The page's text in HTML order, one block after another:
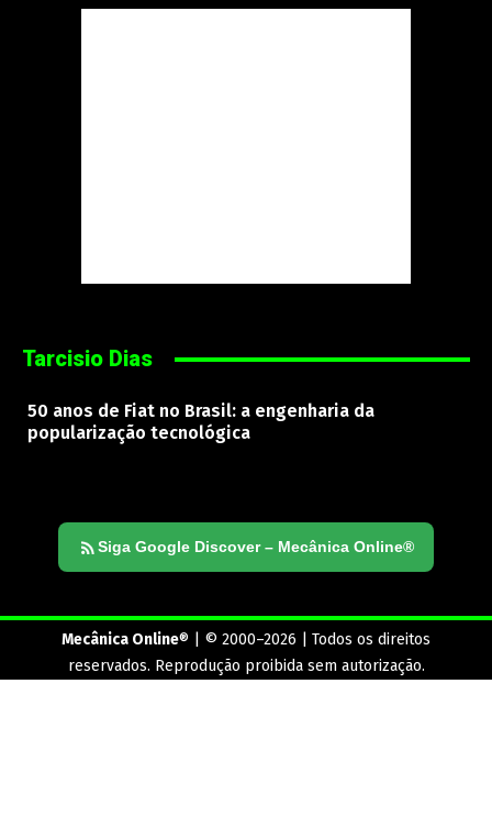
Tarcisio Dias
50 anos de Fiat no Brasil: a engenharia da
popularização tecnológica
Siga Google Discover – Mecânica Online®
Mecânica Online® | © 2000–2026 | Todos os direitos
reservados. Reprodução proibida sem autorização.